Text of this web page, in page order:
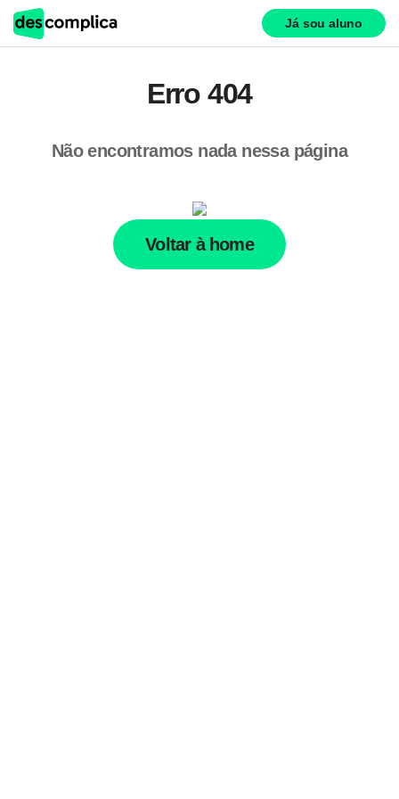
Já sou aluno
Erro 404
Não encontramos nada nessa página
Voltar à home